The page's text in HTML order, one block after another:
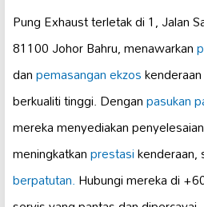
Pung Exhaust terletak di 1, Jalan
81100 Johor Bahru, menawarkan
danpemasangan ekzos
berkualiti tinggi. Denganpasukan
mereka menyediakan penyelesaian
meningkatkanprestasikenderaan,
berpatutan.Hubungi mereka di